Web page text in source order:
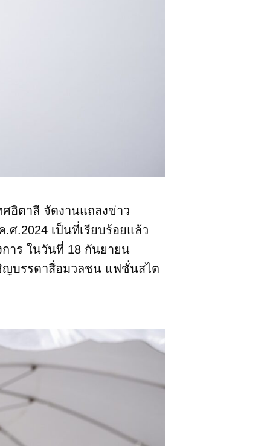
ศอิตาลี จัดงานแถลงข่าว
ศ.2024 เป็นที่เรียบร้อยแล้ว
าร ในวันที่ 18 กันยายน
ญบรรดาสื่อมวลชน แฟชั่นสไต